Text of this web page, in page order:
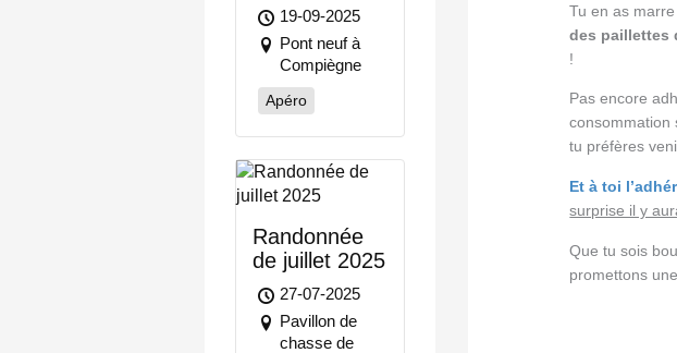
19-09-2025
Pont neuf à
Compiègne
Apéro
Randonnée
de juillet 2025
27-07-2025
Pavillon de
chasse de
Tu en as marre
des paillettes
!
Pas encore
consommation
tu préfères
Et à toi
surprise il y
Que tu sois
promettons